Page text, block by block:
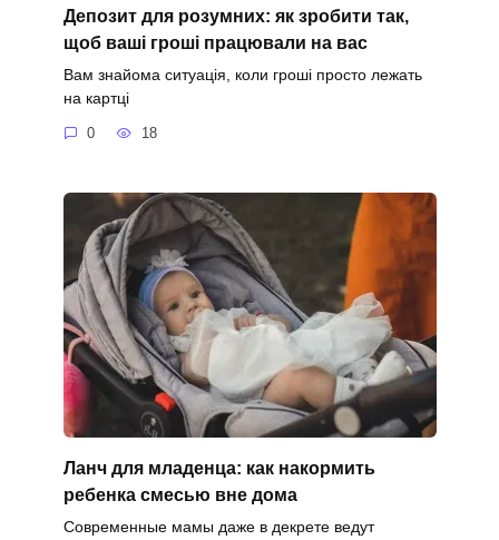
Депозит для розумних: як зробити так,
щоб ваші гроші працювали на вас
Вам знайома ситуація, коли гроші просто лежать
на картці
0 18
Ланч для младенца: как накормить
ребенка смесью вне дома
Современные мамы даже в декрете ведут